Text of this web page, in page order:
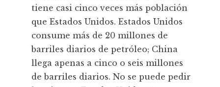
tiene casi cinco veces más población
que Estados Unidos. Estados Unidos
consume más de 20 millones de
barriles diarios de petróleo; China
llega apenas a cinco o seis millones
de barriles diarios. No se puede pedir